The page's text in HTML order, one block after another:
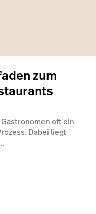
zum
oft ein
Dabei liegt